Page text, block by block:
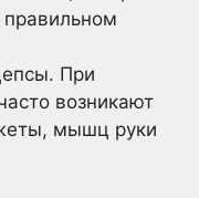
При
возникают
мышц руки